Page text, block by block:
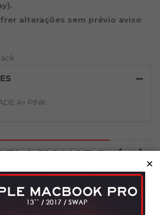
alterações sem prévio aviso
A+ PINK
‹ ›
NOVO
×